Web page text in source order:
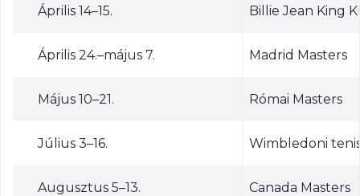
Április 14–15. Billie Jean King
Április 24.–május 7. Madrid Masters
Május 10–21. Római Masters
Július 3–16. Wimbledoni
Augusztus 5–13. Canada Masters